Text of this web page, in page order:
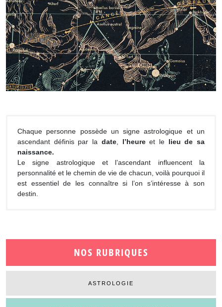
NOS RUBRIQUES
ASTROLOGIE
Chaque personne possède un signe astrologique et un
ascendant définis par la date, l’heureet le lieu de sa
naissance.
Le signe astrologique et l’ascendant influencent la
personnalité et le chemin de vie de chacun, voilà pourquoi il
est essentiel de les connaître si l’on s’intéresse à son
destin.